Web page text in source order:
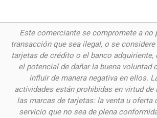
Este comerciante se compromete a no
transacción que sea ilegal, o se
tarjetas de crédito o el banco adquiriente,
el potencial de dañar la buena voluntad
influir de manera negativa en ellos.
actividades están prohibidas en virtud de
las marcas de tarjetas: la venta u oferta
servicio que no sea de plena